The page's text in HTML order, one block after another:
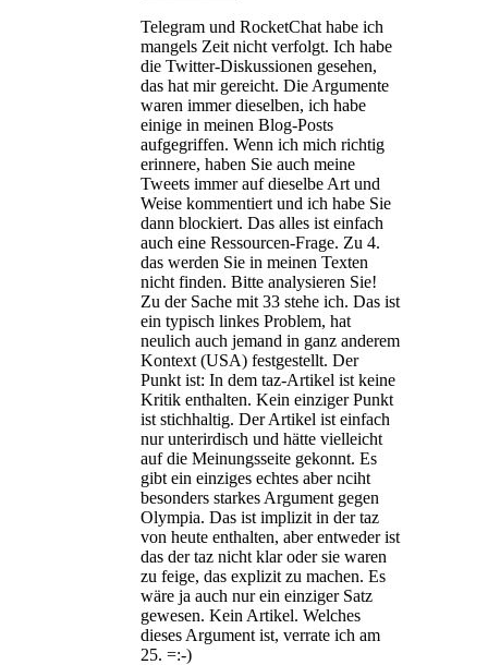
Telegram und RocketChat habe ich
mangels Zeit nicht verfolgt. Ich habe
die Twitter-Diskussionen gesehen,
das hat mir gereicht. Die Argumente
waren immer dieselben, ich habe
einige in meinen Blog-Posts
aufgegriffen. Wenn ich mich richtig
erinnere, haben Sie auch meine
Tweets immer auf dieselbe Art und
Weise kommentiert und ich habe Sie
dann blockiert. Das alles ist einfach
auch eine Ressourcen-Frage. Zu 4.
das werden Sie in meinen Texten
nicht finden. Bitte analysieren Sie!
Zu der Sache mit 33 stehe ich. Das ist
ein typisch linkes Problem, hat
neulich auch jemand in ganz anderem
Kontext (USA) festgestellt. Der
Punkt ist: In dem taz-Artikel ist keine
Kritik enthalten. Kein einziger Punkt
ist stichhaltig. Der Artikel ist einfach
nur unterirdisch und hätte vielleicht
auf die Meinungsseite gekonnt. Es
gibt ein einziges echtes aber nciht
besonders starkes Argument gegen
Olympia. Das ist implizit in der taz
von heute enthalten, aber entweder ist
das der taz nicht klar oder sie waren
zu feige, das explizit zu machen. Es
wäre ja auch nur ein einziger Satz
gewesen. Kein Artikel. Welches
dieses Argument ist, verrate ich am
25. =:-)